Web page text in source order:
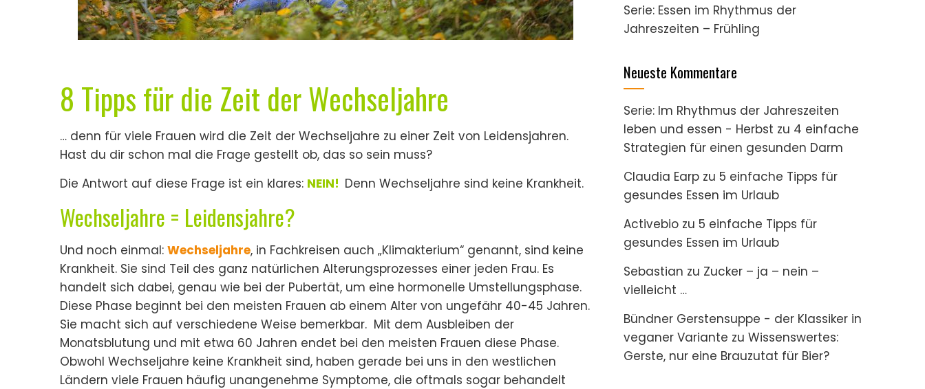
8 Tipps für die Zeit der Wechseljahre
… denn für viele Frauen wird die Zeit der Wechseljahre zu einer Zeit von Leidensjahren.
Hast du dir schon mal die Frage gestellt ob, das so sein muss?
Die Antwort auf diese Frage ist ein klares: NEIN! Denn Wechseljahre sind keine Krankheit.
Wechseljahre = Leidensjahre?
Und noch einmal: Wechseljahre, in Fachkreisen auch „Klimakterium“ genannt, sind keine
Krankheit. Sie sind Teil des ganz natürlichen Alterungsprozesses einer jeden Frau. Es
handelt sich dabei, genau wie bei der Pubertät, um eine hormonelle Umstellungsphase.
Diese Phase beginnt bei den meisten Frauen ab einem Alter von ungefähr 40-45 Jahren.
Sie macht sich auf verschiedene Weise bemerkbar. Mit dem Ausbleiben der
Monatsblutung und mit etwa 60 Jahren endet bei den meisten Frauen diese Phase.
Obwohl Wechseljahre keine Krankheit sind, haben gerade bei uns in den westlichen
Ländern viele Frauen häufig unangenehme Symptome, die oftmals sogar behandelt
Serie: Essen im Rhythmus der
Jahreszeiten – Frühling
Neueste Kommentare
Serie: Im Rhythmus der Jahreszeiten
leben und essen - Herbst zu 4 einfache
Strategien für einen gesunden Darm
Claudia Earp zu 5 einfache Tipps für
gesundes Essen im Urlaub
Activebio zu 5 einfache Tipps für
gesundes Essen im Urlaub
Sebastian zu Zucker – ja – nein –
vielleicht …
Bündner Gerstensuppe - der Klassiker in
veganer Variante zu Wissenswertes:
Gerste, nur eine Brauzutat für Bier?